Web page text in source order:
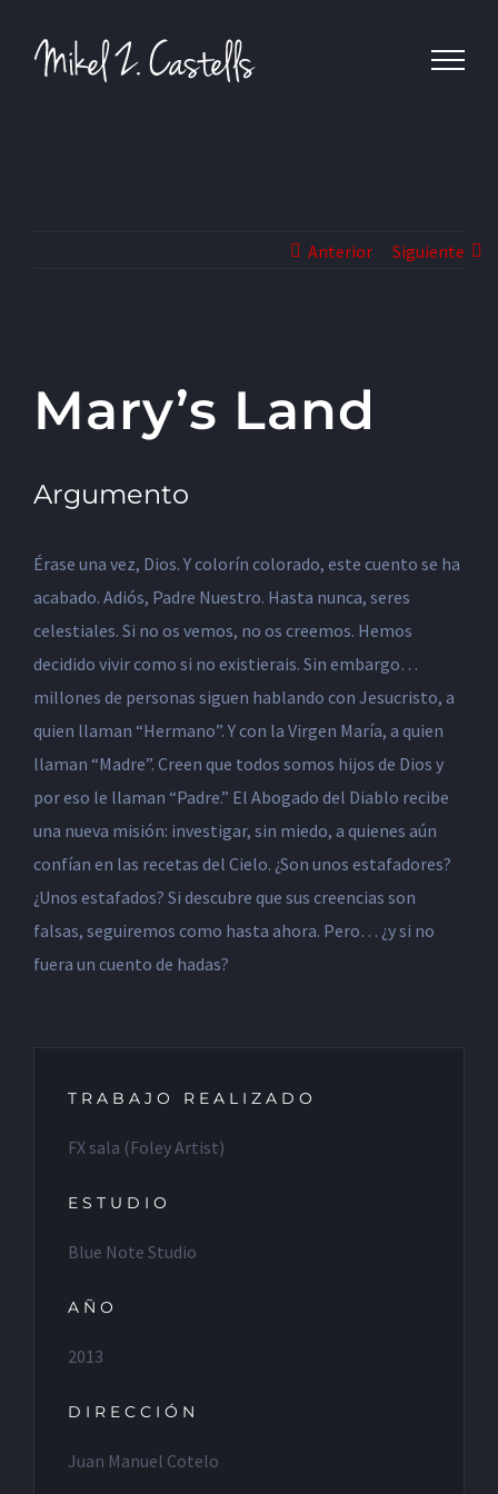
Anterior Siguiente
Mary’s Land
Argumento
Érase una vez, Dios. Y colorín colorado, este cuento se ha
acabado. Adiós, Padre Nuestro. Hasta nunca, seres
celestiales. Si no os vemos, no os creemos. Hemos
decidido vivir como si no existierais. Sin embargo…
millones de personas siguen hablando con Jesucristo, a
quien llaman “Hermano”. Y con la Virgen María, a quien
llaman “Madre”. Creen que todos somos hijos de Dios y
por eso le llaman “Padre.” El Abogado del Diablo recibe
una nueva misión: investigar, sin miedo, a quienes aún
confían en las recetas del Cielo. ¿Son unos estafadores?
¿Unos estafados? Si descubre que sus creencias son
falsas, seguiremos como hasta ahora. Pero… ¿y si no
fuera un cuento de hadas?
TRABAJO REALIZADO
FX sala (Foley Artist)
ESTUDIO
Blue Note Studio
AÑO
2013
DIRECCIÓN
Juan Manuel Cotelo